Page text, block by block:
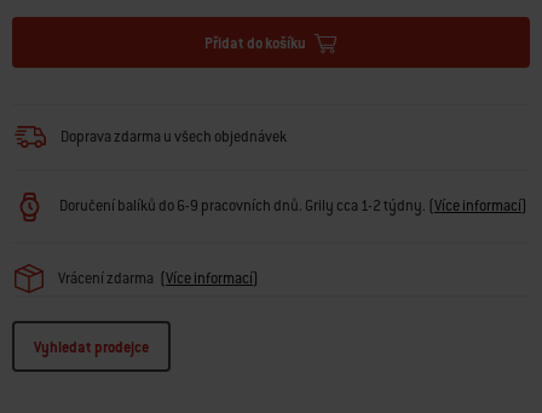
Přidat do košíku
Doprava zdarma u všech objednávek
Doručení balíků do 6-9 pracovních dnů. Grily cca 1-2 týdny. (Více informací)
Vrácení zdarma (Více informací)
Vyhledat prodejce